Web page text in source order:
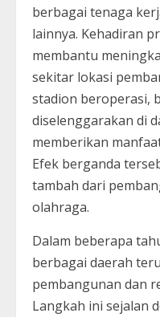
berbagai tenaga
lainnya. Kehadiran
membantu
sekitar lokasi
stadion beroperasi,
diselenggarakan di
memberikan
Efek berganda
tambah dari
olahraga.
Dalam beberapa
berbagai daerah
pembangunan dan
Langkah ini sejalan